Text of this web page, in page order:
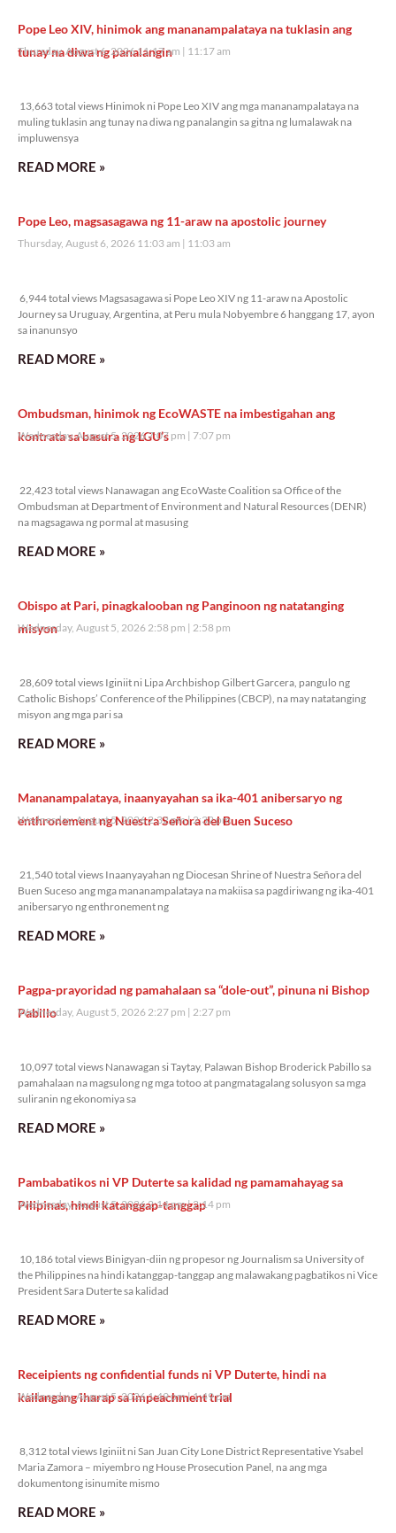
Pope Leo XIV, hinimok ang mananampalataya na tuklasin ang
tunay na diwa ng panalangin
Thursday, August 6, 2026 11:17 am 11:17 am
13,663 total views Hinimok ni Pope Leo XIV ang mga mananampalataya na
muling tuklasin ang tunay na diwa ng panalangin sa gitna ng lumalawak na
impluwensya
READ MORE »
Pope Leo, magsasagawa ng 11-araw na apostolic journey
Thursday, August 6, 2026 11:03 am 11:03 am
6,944 total views Magsasagawa si Pope Leo XIV ng 11-araw na Apostolic
Journey sa Uruguay, Argentina, at Peru mula Nobyembre 6 hanggang 17, ayon
sa inanunsyo
READ MORE »
Ombudsman, hinimok ng EcoWASTE na imbestigahan ang
kontrata sa basura ng LGU’s
Wednesday, August 5, 2026 7:07 pm 7:07 pm
22,423 total views Nanawagan ang EcoWaste Coalition sa Office of the
Ombudsman at Department of Environment and Natural Resources (DENR)
na magsagawa ng pormal at masusing
READ MORE »
Obispo at Pari, pinagkalooban ng Panginoon ng natatanging
misyon
Wednesday, August 5, 2026 2:58 pm 2:58 pm
28,609 total views Iginiit ni Lipa Archbishop Gilbert Garcera, pangulo ng
Catholic Bishops’ Conference of the Philippines (CBCP), na may natatanging
misyon ang mga pari sa
READ MORE »
Mananampalataya, inaanyayahan sa ika-401 anibersaryo ng
enthronement ng Nuestra Señora del Buen Suceso
Wednesday, August 5, 2026 2:32 pm 2:32 pm
21,540 total views Inaanyayahan ng Diocesan Shrine of Nuestra Señora del
Buen Suceso ang mga mananampalataya na makiisa sa pagdiriwang ng ika-401
anibersaryo ng enthronement ng
READ MORE »
Pagpa-prayoridad ng pamahalaan sa “dole-out”, pinuna ni Bishop
Pabillo
Wednesday, August 5, 2026 2:27 pm 2:27 pm
10,097 total views Nanawagan si Taytay, Palawan Bishop Broderick Pabillo sa
pamahalaan na magsulong ng mga totoo at pangmatagalang solusyon sa mga
suliranin ng ekonomiya sa
READ MORE »
Pambabatikos ni VP Duterte sa kalidad ng pamamahayag sa
Pilipinas, hindi katanggap-tanggap
Wednesday, August 5, 2026 2:14 pm 2:14 pm
10,186 total views Binigyan-diin ng propesor ng Journalism sa University of
the Philippines na hindi katanggap-tanggap ang malawakang pagbatikos ni Vice
President Sara Duterte sa kalidad
READ MORE »
Receipients ng confidential funds ni VP Duterte, hindi na
kailangang iharap sa impeachment trial
Wednesday, August 5, 2026 1:49 pm 1:49 pm
8,312 total views Iginiit ni San Juan City Lone District Representative Ysabel
Maria Zamora – miyembro ng House Prosecution Panel, na ang mga
dokumentong isinumite mismo
READ MORE »